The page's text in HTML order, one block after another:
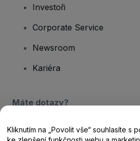
Investoři
Corporate Service
Newsroom
Kariéra
Máte dotazy?
Centrum nápovědy /
Kliknutím na „Povolit vše“ souhlasíte s